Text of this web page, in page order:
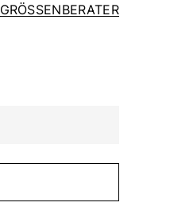
GRÖSSENBERATER